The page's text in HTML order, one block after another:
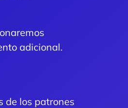
adicional.
de los patrones